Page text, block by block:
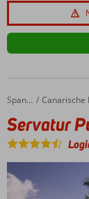
Home Spanje Canarische
Servatur Puerto Azul
Servatur